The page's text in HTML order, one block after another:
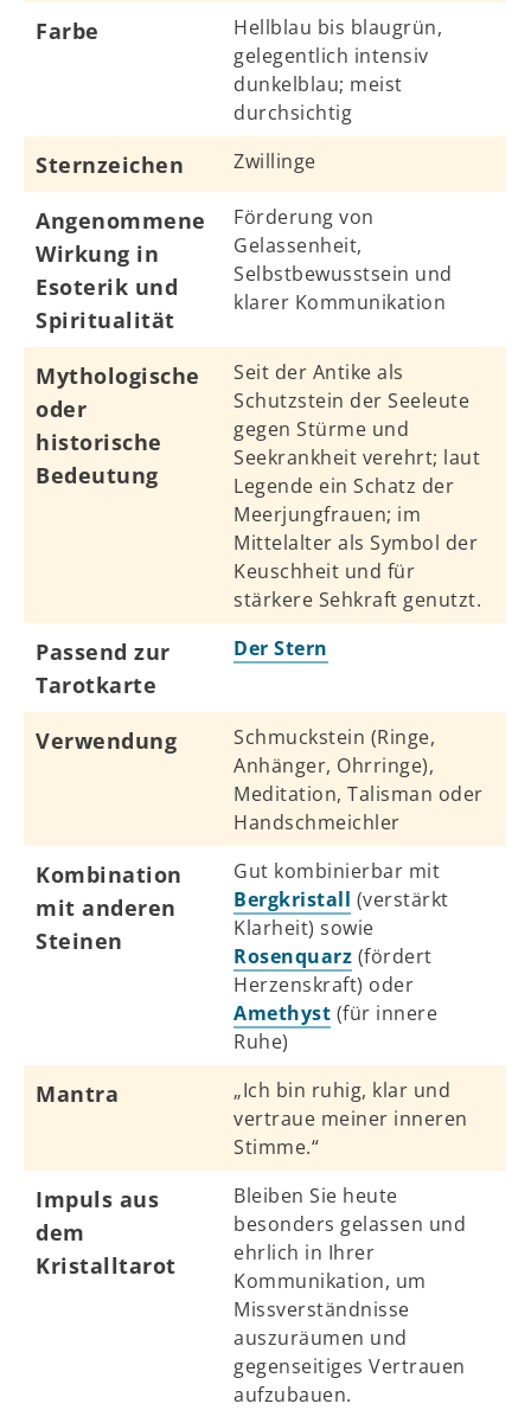
Farbe
Hellblau bis blaugrün,
gelegentlich intensiv
dunkelblau; meist
durchsichtig
Sternzeichen Zwillinge
Angenommene
Wirkung in
Esoterik und
Spiritualität
Förderung von
Gelassenheit,
Selbstbewusstsein und
klarer Kommunikation
Mythologische
oder
historische
Bedeutung
Seit der Antike als
Schutzstein der Seeleute
gegen Stürme und
Seekrankheit verehrt; laut
Legende ein Schatz der
Meerjungfrauen; im
Mittelalter als Symbol der
Keuschheit und für
stärkere Sehkraft genutzt.
Passend zur
Tarotkarte
Der Stern
Verwendung
Schmuckstein (Ringe,
Anhänger, Ohrringe),
Meditation, Talisman oder
Handschmeichler
Kombination
mit anderen
Steinen
Gut kombinierbar mit
Bergkristall (verstärkt
Klarheit) sowie
Rosenquarz (fördert
Herzenskraft) oder
Amethyst (für innere
Ruhe)
Mantra
„Ich bin ruhig, klar und
vertraue meiner inneren
Stimme.“
Impuls aus
dem
Kristalltarot
Bleiben Sie heute
besonders gelassen und
ehrlich in Ihrer
Kommunikation, um
Missverständnisse
auszuräumen und
gegenseitiges Vertrauen
aufzubauen.